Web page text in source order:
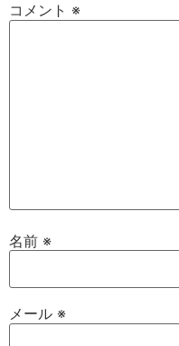
コメント ※
名前 ※
メール ※